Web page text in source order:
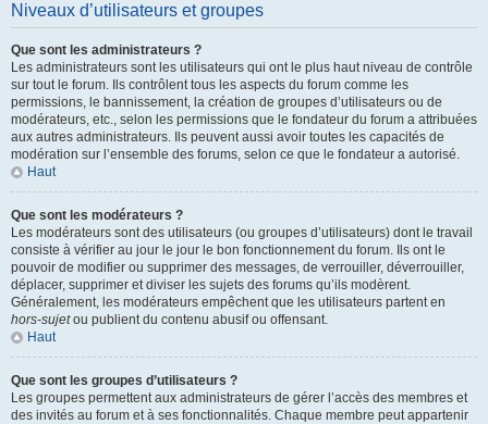
Niveaux d’utilisateurs et groupes
Que sont les administrateurs ?
Les administrateurs sont les utilisateurs qui ont le plus haut niveau de contrôle
sur tout le forum. Ils contrôlent tous les aspects du forum comme les
permissions, le bannissement, la création de groupes d’utilisateurs ou de
modérateurs, etc., selon les permissions que le fondateur du forum a attribuées
aux autres administrateurs. Ils peuvent aussi avoir toutes les capacités de
modération sur l’ensemble des forums, selon ce que le fondateur a autorisé.
Haut
Que sont les modérateurs ?
Les modérateurs sont des utilisateurs (ou groupes d’utilisateurs) dont le travail
consiste à vérifier au jour le jour le bon fonctionnement du forum. Ils ont le
pouvoir de modifier ou supprimer des messages, de verrouiller, déverrouiller,
déplacer, supprimer et diviser les sujets des forums qu’ils modèrent.
Généralement, les modérateurs empêchent que les utilisateurs partent en
hors-sujetou publient du contenu abusif ou offensant.
Haut
Que sont les groupes d’utilisateurs ?
Les groupes permettent aux administrateurs de gérer l’accès des membres et
des invités au forum et à ses fonctionnalités. Chaque membre peut appartenir